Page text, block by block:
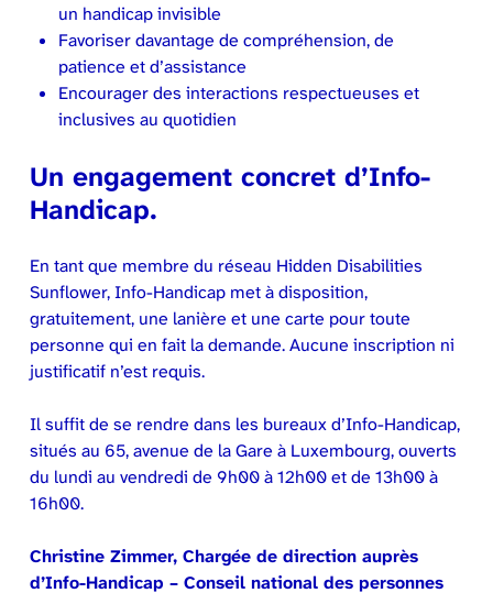
un handicap invisible
Favoriser davantage de compréhension, de
patience et d’assistance
Encourager des interactions respectueuses et
inclusives au quotidien
Un engagement concret d’Info-
Handicap.
En tant que membre du réseau Hidden Disabilities
Sunflower, Info-Handicap met à disposition,
gratuitement, une lanière et une carte pour toute
personne qui en fait la demande. Aucune inscription ni
justificatif n’est requis.
Il suffit de se rendre dans les bureaux d’Info-Handicap,
situés au 65, avenue de la Gare à Luxembourg, ouverts
du lundi au vendredi de 9h00 à 12h00 et de 13h00 à
16h00.
Christine Zimmer, Chargée de direction auprès
d’Info-Handicap – Conseil national des personnes